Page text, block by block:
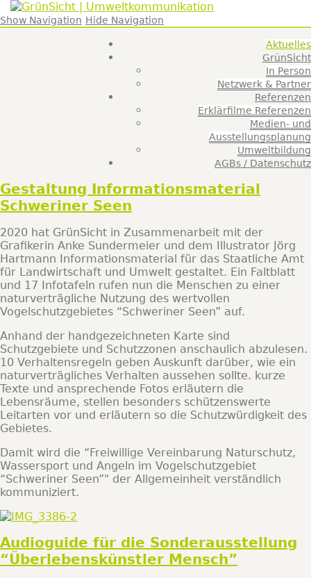
Franzis Brüse
Show Navigation Hide Navigation
Aktuelles
GrünSicht
In Person
Netzwerk & Partner
Referenzen
Erklärfilme Referenzen
Medien- und
Ausstellungsplanung
Umweltbildung
AGBs / Datenschutz
Gestaltung Informationsmaterial
Schweriner Seen
2020 hat GrünSicht in Zusammenarbeit mit der
Grafikerin Anke Sundermeier und dem Illustrator Jörg
Hartmann Informationsmaterial für das Staatliche Amt
für Landwirtschaft und Umwelt gestaltet. Ein Faltblatt
und 17 Infotafeln rufen nun die Menschen zu einer
naturverträgliche Nutzung des wertvollen
Vogelschutzgebietes “Schweriner Seen” auf.
Anhand der handgezeichneten Karte sind
Schutzgebiete und Schutzzonen anschaulich abzulesen.
10 Verhaltensregeln geben Auskunft darüber, wie ein
naturverträgliches Verhalten aussehen sollte. kurze
Texte und ansprechende Fotos erläutern die
Lebensräume, stellen besonders schützenswerte
Leitarten vor und erläutern so die Schutzwürdigkeit des
Gebietes.
Damit wird die “Freiwillige Vereinbarung Naturschutz,
Wassersport und Angeln im Vogelschutzgebiet
“Schweriner Seen”" der Allgemeinheit verständlich
kommuniziert.
Audioguide für die Sonderausstellung
“Überlebenskünstler Mensch”